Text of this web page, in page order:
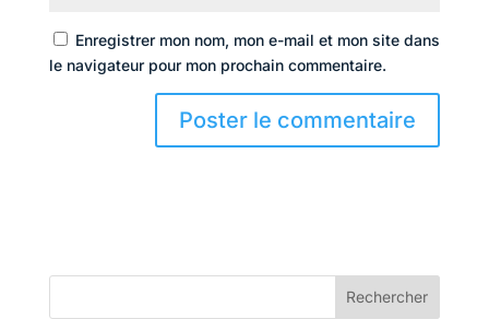
Enregistrer mon nom, mon e-mail et mon site dans
le navigateur pour mon prochain commentaire.
Rechercher